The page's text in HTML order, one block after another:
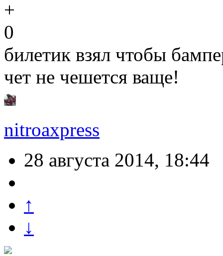
0
билетик взял чтобы
чет не чешется ваще!
nitroaxpress
28 августа 2014, 18:44
↑
↓